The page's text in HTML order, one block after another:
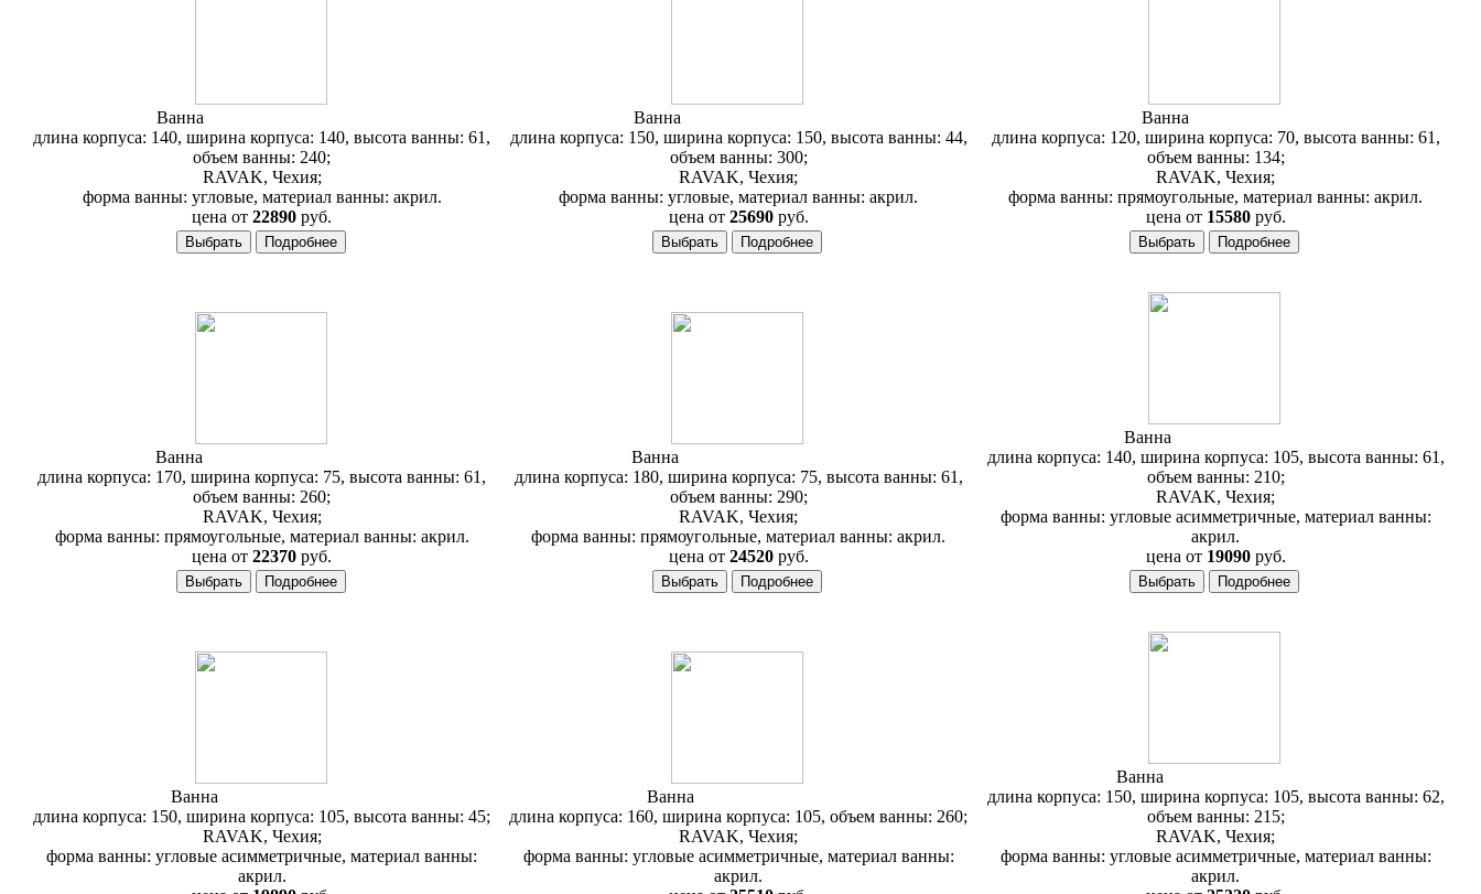
Ванна
длина корпуса: 140, ширина корпуса: 140, высота ванны: 61,
объем ванны: 240;
RAVAK, Чехия;
форма ванны: угловые, материал ванны: акрил.
цена от 22890 руб.
Ванна
длина корпуса: 150, ширина корпуса: 150, высота ванны: 44,
объем ванны: 300;
RAVAK, Чехия;
форма ванны: угловые, материал ванны: акрил.
цена от25690 руб.
Ванна
длина корпуса: 120, ширина корпуса: 70, высота ванны: 61,
объем ванны: 134;
RAVAK, Чехия;
форма ванны: прямоугольные, материал ванны: акрил.
цена от15580 руб.
Ванна
длина корпуса: 170, ширина корпуса: 75, высота ванны: 61,
объем ванны: 260;
RAVAK, Чехия;
форма ванны: прямоугольные, материал ванны: акрил.
цена от 22370 руб.
Ванна
длина корпуса: 180, ширина корпуса: 75, высота ванны: 61,
объем ванны: 290;
RAVAK, Чехия;
форма ванны: прямоугольные, материал ванны: акрил.
цена от24520 руб.
Ванна
длина корпуса: 140, ширина корпуса: 105, высота ванны: 61,
объем ванны: 210;
RAVAK, Чехия;
форма ванны: угловые асимметричные, материал ванны:
акрил.
цена от19090 руб.
Ванна
длина корпуса: 150, ширина корпуса: 105, высота ванны: 45;
RAVAK, Чехия;
форма ванны: угловые асимметричные, материал ванны:
акрил.
Ванна
длина корпуса: 160, ширина корпуса: 105, объем ванны: 260;
RAVAK, Чехия;
форма ванны: угловые асимметричные, материал ванны:
акрил.
Ванна
длина корпуса: 150, ширина корпуса: 105, высота ванны: 62,
объем ванны: 215;
RAVAK, Чехия;
форма ванны: угловые асимметричные, материал ванны:
акрил.